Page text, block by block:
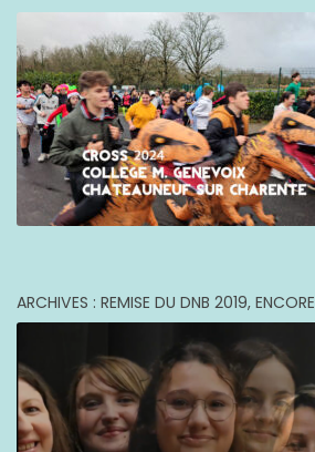
ARCHIVES : REMISE DU DNB 2019,